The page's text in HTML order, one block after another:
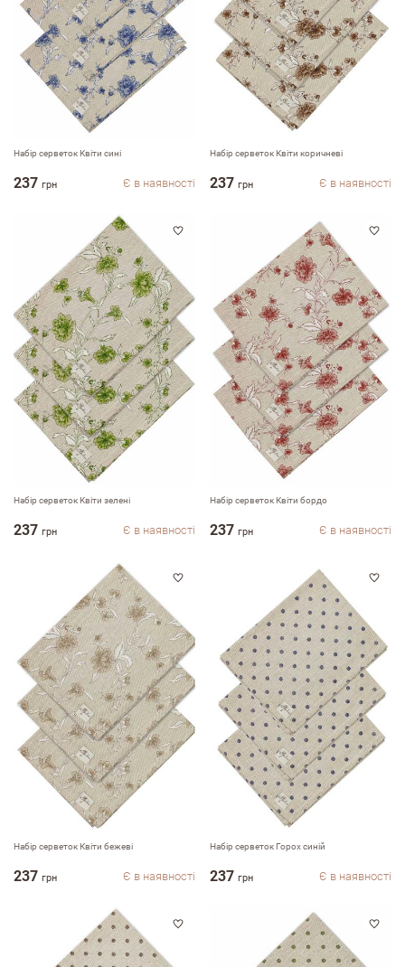
Набір серветок Квіти сині
237 грн Є в наявності
Набір серветок Квіти коричневі
237 грн Є в наявності
Набір серветок Квіти зелені
237 грн Є в наявності
Набір серветок Квіти бордо
237 грн Є в наявності
Набір серветок Квіти бежеві
237 грн Є в наявності
Набір серветок Горох синій
237 грн Є в наявності
Залишити вiдгук про магазин
ПІБ